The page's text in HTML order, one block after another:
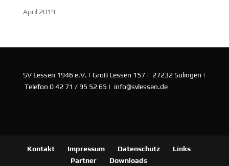
April 2019
SV Lessen 1946 e.V. | Groß Lessen 157 | 27232 Sulingen |
Telefon 0 42 71 / 95 52 65 | info@svlessen.de
Kontakt Impressum Datenschutz
Links
Partner
Downloads